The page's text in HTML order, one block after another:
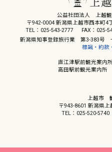
公益社団法人 上越観
〒942-0004 新潟県上越市西本町4
TEL：025-543-2777
FAX：025-
新潟県知事登録旅行業 第3-383号
標識・約款
直江津駅前観光案内
高田駅前観光案内
上越市
〒943-8601 新潟県
TEL：025-520-5740